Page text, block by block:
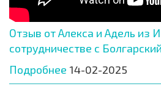
Отзыв от Алекса и Адель из
сотрудничестве с
Подробнее 14-02-2025